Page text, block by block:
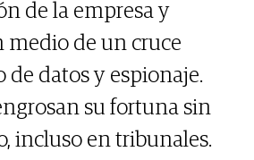
de la empresa y
medio de un cruce
de datos y espionaje.
su fortuna sin
incluso en tribunales.